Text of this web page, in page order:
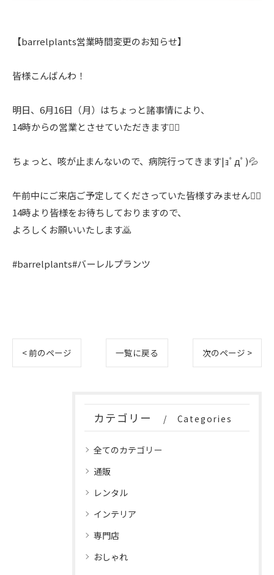
【barrelplants営業時間変更のお知らせ】
皆様こんばんわ！
明日、6月16日（月）はちょっと諸事情により、
14時からの営業とさせていただきます🙇‍♂️
ちょっと、咳が止まんないので、病院行ってきます|ｮﾟдﾟ)💦
午前中にご来店ご予定してくださっていた皆様すみません🙇‍♂️
14時より皆様をお待ちしておりますので、
よろしくお願いいたします🙇
#barrelplants#バーレルプランツ
< 前のページ 一覧に戻る 次のページ >
カテゴリー Categories
全てのカテゴリー
通販
レンタル
インテリア
専門店
おしゃれ